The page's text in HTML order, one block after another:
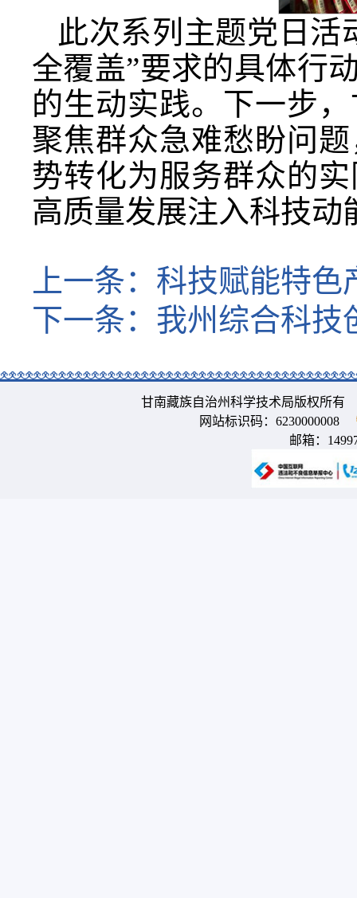
此次系列主题党日活
全覆盖”要求的具体行
的生动实践。下一步
聚焦群众急难愁盼问
势转化为服务群众的
高质量发展注入科技动
上一条： 科技赋能特色
下一条： 我州综合科技
甘南藏族自治州科学技术局版权所
网站标识码：6230000008
邮箱：